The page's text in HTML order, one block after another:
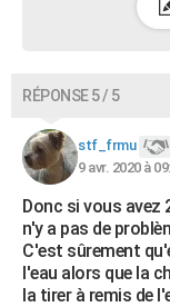
RÉPONSE 5 / 5
stf_frmu
9 avr. 2020 à
Donc si vous avez
n'y a pas de
C'est sûrement
l'eau alors que la
la tirer à remis de